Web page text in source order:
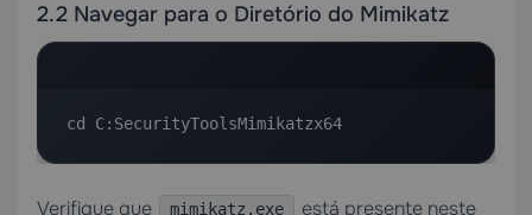
2.2 Navegar para o Diretório do Mimikatz
cd C:SecurityToolsMimikatzx64
Verifique que mimikatz.exe está presente neste